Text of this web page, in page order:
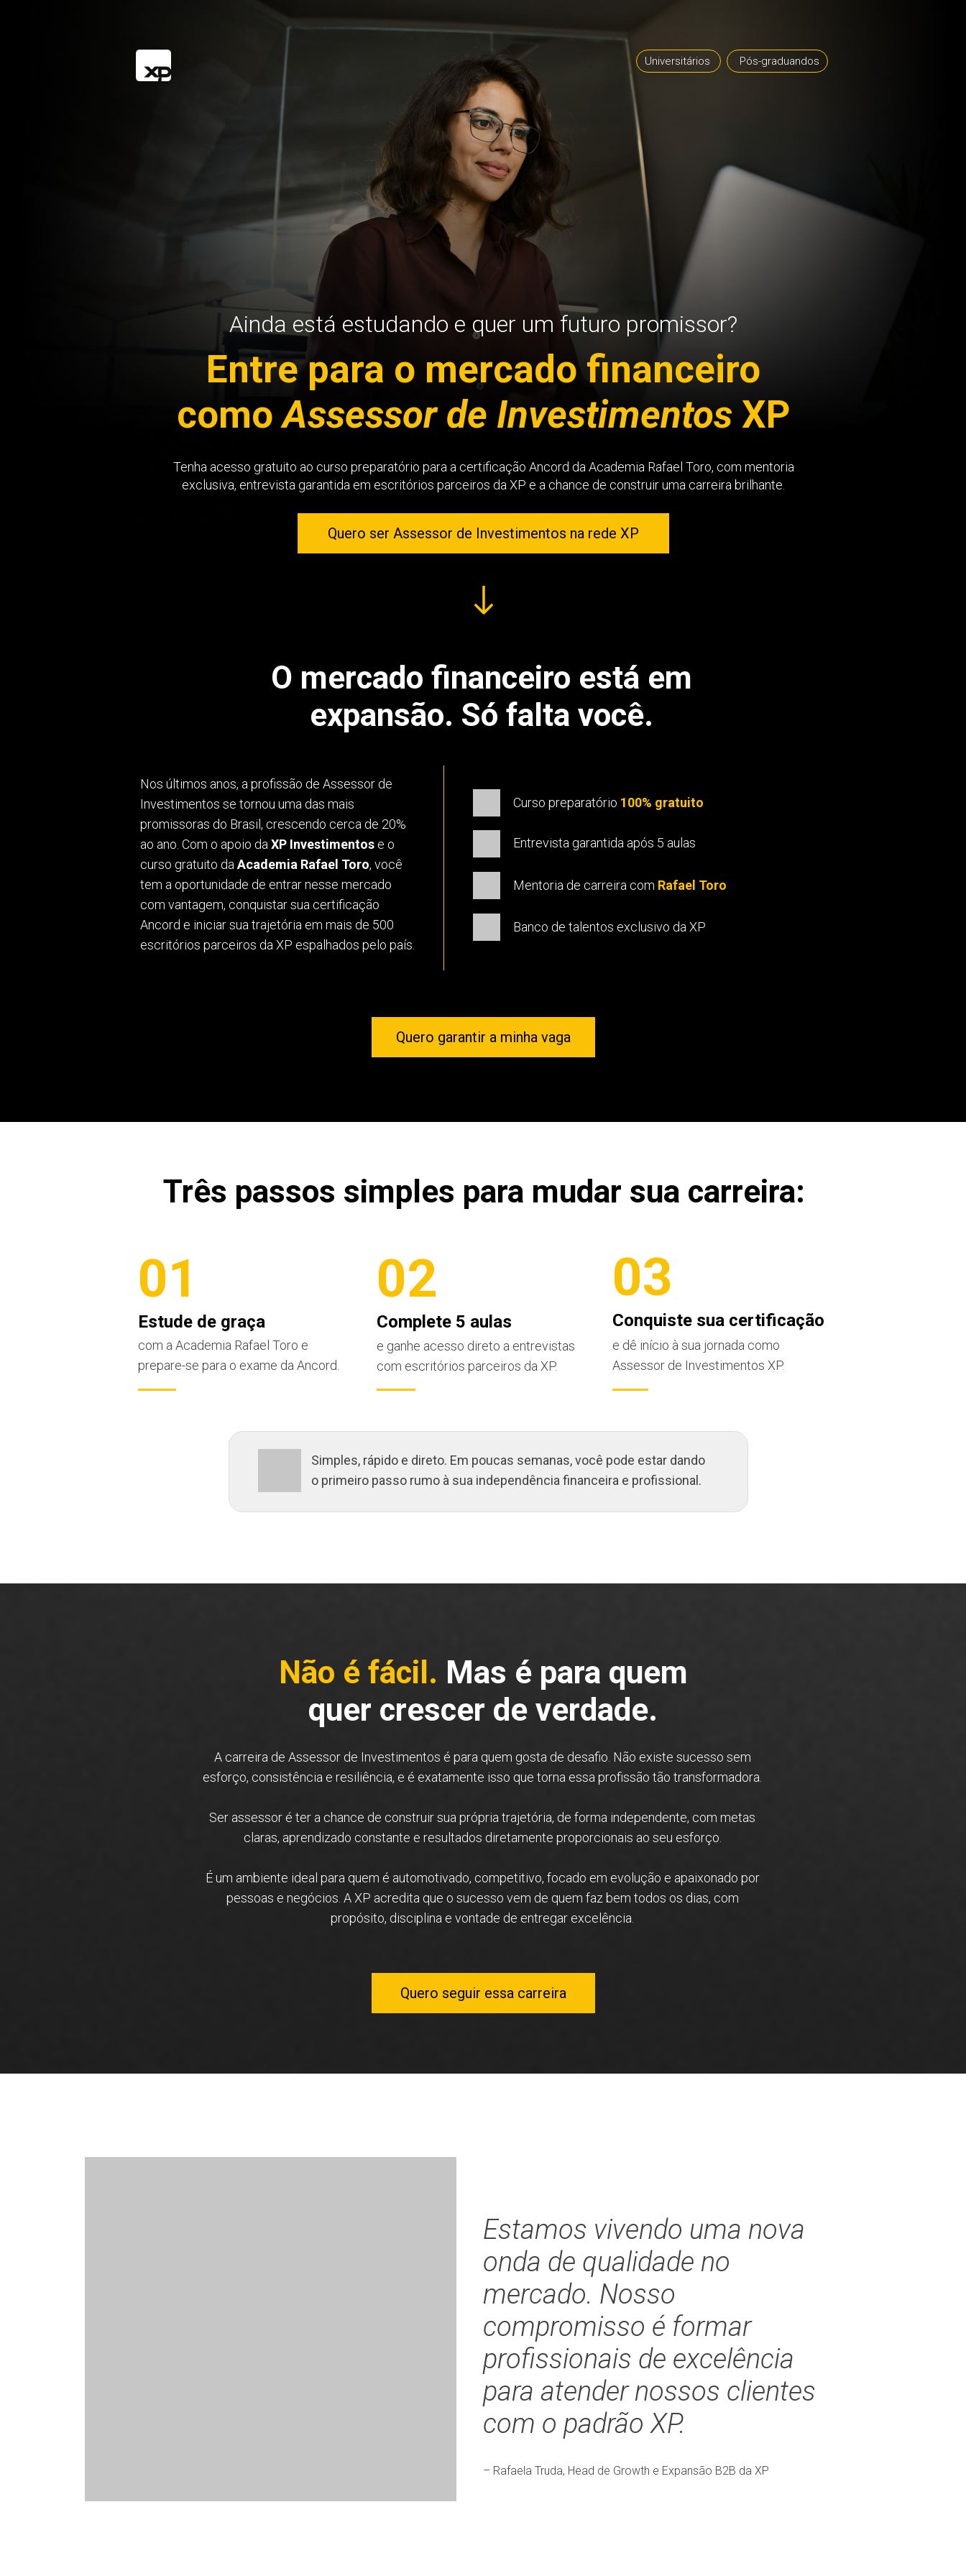
Universitários Pós-graduandos
Ainda está estudando e quer um futuro promissor?
Entre para o mercado financeiro
comoAssessor de InvestimentosXP
Tenha acesso gratuito ao curso preparatório para a certificação Ancord da Academia Rafael Toro, com mentoria
exclusiva, entrevista garantida em escritórios parceiros da XP e a chance de construir uma carreira brilhante.
Quero ser Assessor de Investimentos na rede XP
O mercado financeiro está em
expansão. Só falta você.
Nos últimos anos, a profissão de Assessor de
Investimentos se tornou uma das mais
promissoras do Brasil, crescendo cerca de 20%
ao ano. Com o apoio da XP Investimentos e o
curso gratuito da Academia Rafael Toro, você
tem a oportunidade de entrar nesse mercado
com vantagem, conquistar sua certificação
Ancord e iniciar sua trajetória em mais de 500
escritórios parceiros da XP espalhados pelo país.
Curso preparatório 100% gratuito
Entrevista garantida após 5 aulas
Mentoria de carreira com Rafael Toro
Banco de talentos exclusivo da XP
Quero garantir a minha vaga
Três passos simples para mudar sua carreira:
03
01 02
Conquiste sua certificação
Estude de graça Complete 5 aulas
com a Academia Rafael Toro e
prepare-se para o exame da Ancord.
e dê início à sua jornada como
Assessor de Investimentos XP.
e ganhe acesso direto a entrevistas
com escritórios parceiros da XP.
Simples, rápido e direto. Em poucas semanas, você pode estar dando
o primeiro passo rumo à sua independência financeira e profissional.
Não é fácil. Mas é para quem
quer crescer de verdade.
A carreira de Assessor de Investimentos é para quem gosta de desafio. Não existe sucesso sem
esforço, consistência e resiliência, e é exatamente isso que torna essa profissão tão transformadora.
Ser assessor é ter a chance de construir sua própria trajetória, de forma independente, com metas
claras, aprendizado constante e resultados diretamente proporcionais ao seu esforço.
É um ambiente ideal para quem é automotivado, competitivo, focado em evolução e apaixonado por
pessoas e negócios. A XP acredita que o sucesso vem de quem faz bem todos os dias, com
propósito, disciplina e vontade de entregar excelência.
Quero seguir essa carreira
Estamos vivendo uma nova
onda de qualidade no
mercado. Nosso
compromisso é formar
profissionais de excelência
para atender nossos clientes
com o padrão XP.
– Rafaela Truda, Head de Growth e Expansão B2B da XP